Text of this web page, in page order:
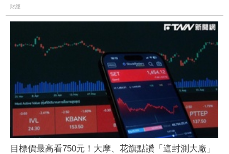
財經
目標價最高看750元！大摩、花旗點讚「這封測大廠」